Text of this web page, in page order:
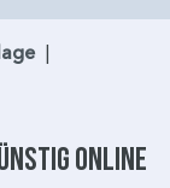
|
online